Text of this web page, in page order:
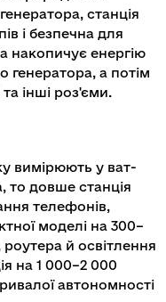
станція
і безпечна для
накопичує енергію
генератора, а потім
та інші роз'єми.
вимірюють у ват-
то довше станція
телефонів,
моделі на 300–
й освітлення
на 1 000–2 000
автономності